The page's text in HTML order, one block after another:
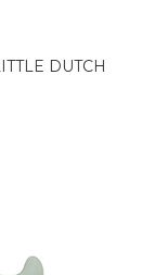
DUTCH